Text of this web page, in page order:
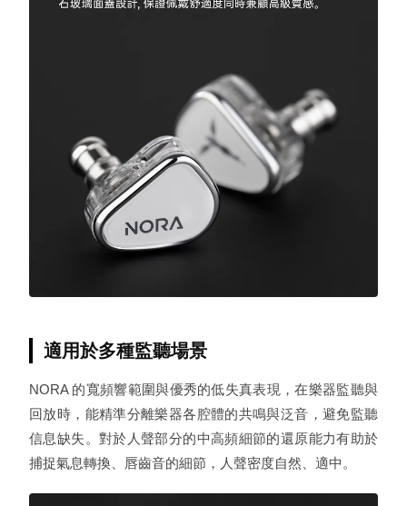
適用於多種監聽場景
NORA 的寬頻響範圍與優秀的低失真表現，在樂器監聽與
回放時，能精準分離樂器各腔體的共鳴與泛音，避免監聽
信息缺失。對於人聲部分的中高頻細節的還原能力有助於
捕捉氣息轉換、唇齒音的細節，人聲密度自然、適中。